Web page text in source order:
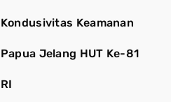
Kondusivitas Keamanan
Papua Jelang HUT Ke-81
RI